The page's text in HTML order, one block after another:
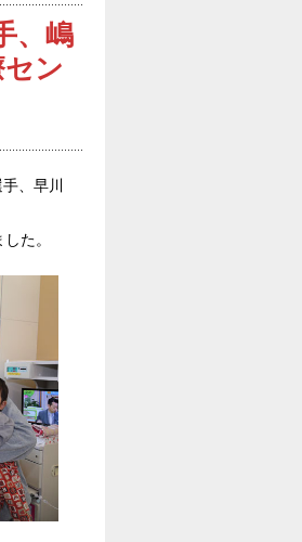
、嶋
ン
、早川
た。